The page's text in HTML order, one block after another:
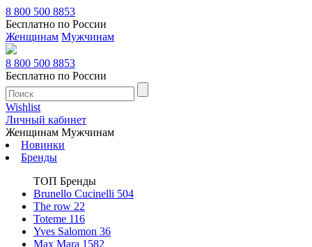
8 800 500 8853
Бесплатно по России
Женщинам Мужчинам
8 800 500 8853
Бесплатно по России
Wishlist
Личный кабинет
Женщинам Мужчинам
Новинки
Бренды
ТОП Бренды
Brunello Cucinelli 504
The row 22
Toteme 116
Yves Salomon 36
Max Mara 1582